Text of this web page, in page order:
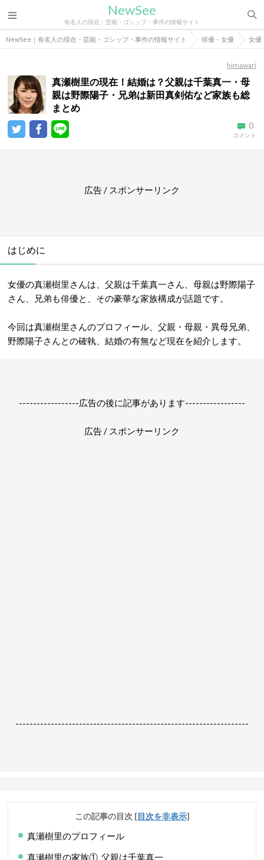
NewSee
有名人の現在・芸能・ゴシップ・事件の情報サイト
NewSee｜有名人の現在・芸能・ゴシップ・事件の情報サイト 俳優・女優 女優
himawari
真瀬樹里の現在！結婚は？父親は千葉真一・母
親は野際陽子・兄弟は新田真剣佑など家族も総
まとめ
0
コメント
広告 / スポンサーリンク
はじめに
女優の真瀬樹里さんは、父親は千葉真一さん、母親は野際陽子
さん、兄弟も俳優と、その豪華な家族構成が話題です。
今回は真瀬樹里さんのプロフィール、父親・母親・異母兄弟、
野際陽子さんとの確執、結婚の有無など現在を紹介します。
-----------------広告の後に記事があります-----------------
広告 / スポンサーリンク
------------------------------------------------------------------
この記事の目次 [目次を非表示]
真瀬樹里のプロフィール
真瀬樹里の家族① 父親は千葉真一